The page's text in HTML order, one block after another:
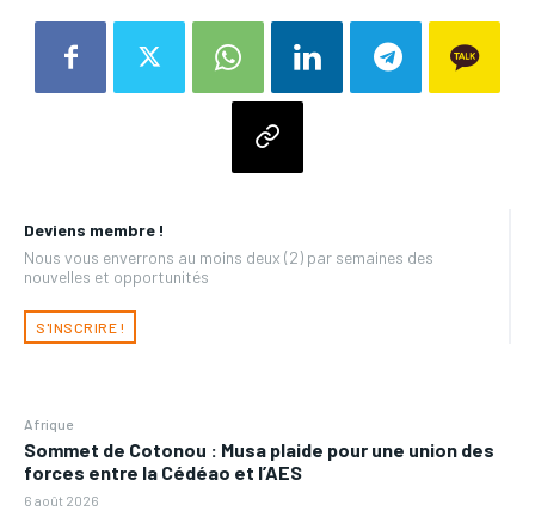
Deviens membre !
Nous vous enverrons au moins deux (2) par semaines des
nouvelles et opportunités
S'INSCRIRE !
Afrique
Sommet de Cotonou : Musa plaide pour une union des
forces entre la Cédéao et l’AES
6 août 2026